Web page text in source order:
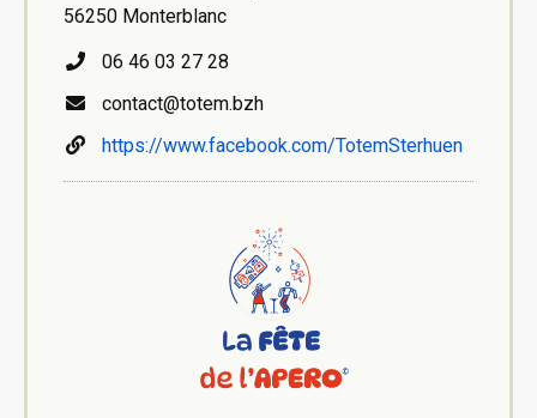
56250 Monterblanc
06 46 03 27 28
contact@totem.bzh
https://www.facebook.com/TotemSterhuen